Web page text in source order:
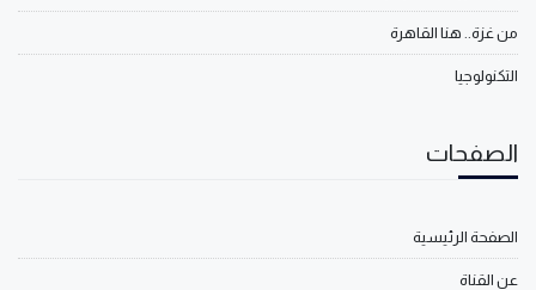
من غزة.. هنا القاهرة
التكنولوجيا
الصفحات
الصفحة الرئيسية
عن القناة